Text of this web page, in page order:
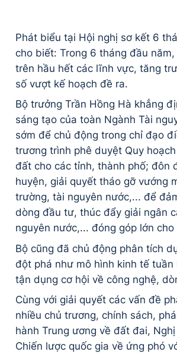
Phát biểu tại Hội nghị sơ kết 6
cho biết: Trong 6 tháng đầu
trên hầu hết các lĩnh vực, tăng
số vượt kế hoạch đề ra.
Bộ trưởng Trần Hồng Hà khẳng
sáng tạo của toàn Ngành Tài
sớm để chủ động trong chỉ đạo
trương trình phê duyệt Quy
đất cho các tỉnh, thành phố; đôn
huyện, giải quyết tháo gỡ vướng
trường, tài nguyên nước,... để
dòng đầu tư, thúc đẩy giải ngân
nguyên nước,... đóng góp lớn
Bộ cũng đã chủ động phân tích
đột phá như mô hình kinh tế
tận dụng cơ hội về công nghệ,
Cùng với giải quyết các vấn đề
nhiều chủ trương, chính sách,
hành Trung ương về đất đai,
Chiến lược quốc gia về ứng phó